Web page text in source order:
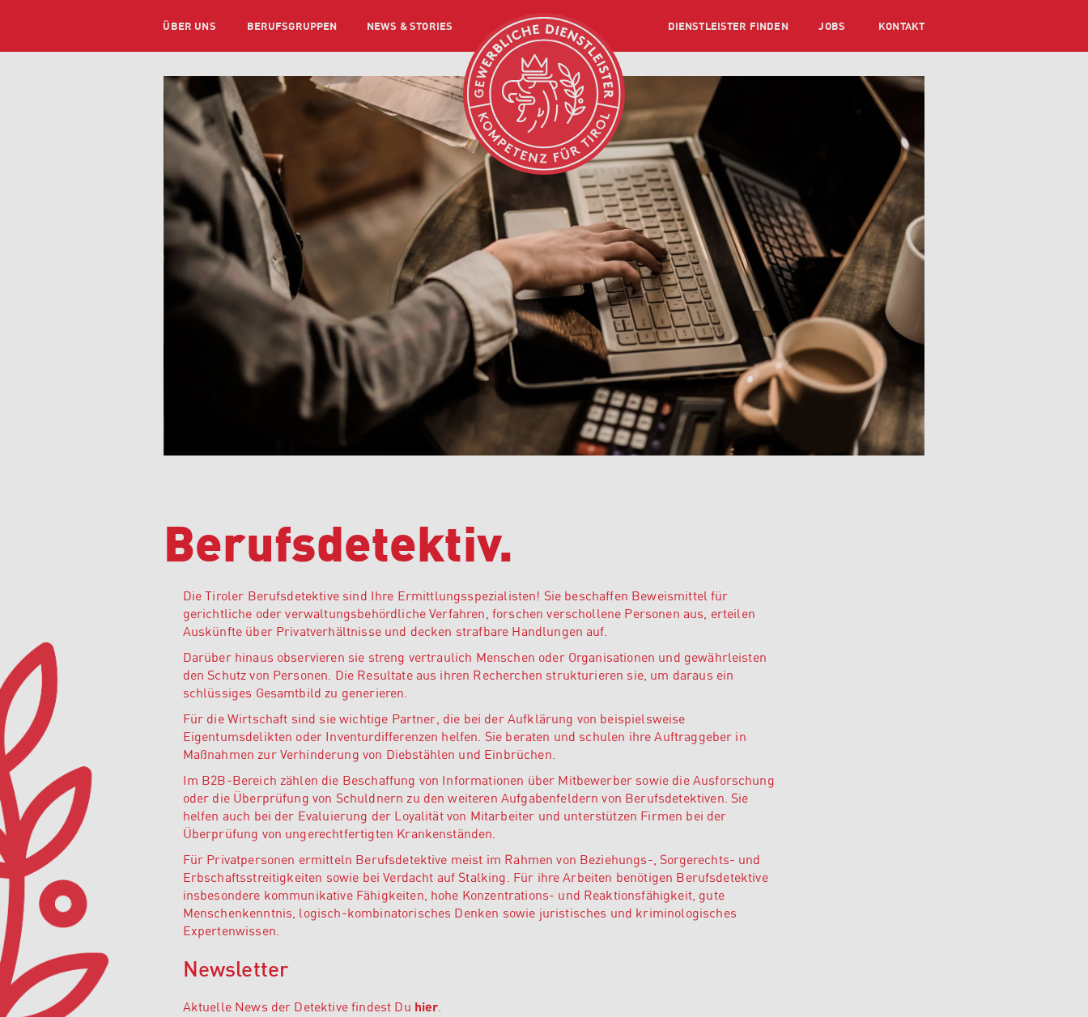
ÜBER UNS BERUFSGRUPPEN NEWS & STORIES DIENSTLEISTER FINDEN JOBS KONTAKT
Berufsdetektiv.
Die Tiroler Berufsdetektive sind Ihre Ermittlungsspezialisten! Sie beschaffen Beweismittel für
gerichtliche oder verwaltungsbehördliche Verfahren, forschen verschollene Personen aus, erteilen
Auskünfte über Privatverhältnisse und decken strafbare Handlungen auf.
Darüber hinaus observieren sie streng vertraulich Menschen oder Organisationen und gewährleisten
den Schutz von Personen. Die Resultate aus ihren Recherchen strukturieren sie, um daraus ein
schlüssiges Gesamtbild zu generieren.
Für die Wirtschaft sind sie wichtige Partner, die bei der Aufklärung von beispielsweise
Eigentumsdelikten oder Inventurdifferenzen helfen. Sie beraten und schulen ihre Auftraggeber in
Maßnahmen zur Verhinderung von Diebstählen und Einbrüchen.
Im B2B-Bereich zählen die Beschaffung von Informationen über Mitbewerber sowie die Ausforschung
oder die Überprüfung von Schuldnern zu den weiteren Aufgabenfeldern von Berufsdetektiven. Sie
helfen auch bei der Evaluierung der Loyalität von Mitarbeiter und unterstützen Firmen bei der
Überprüfung von ungerechtfertigten Krankenständen.
Für Privatpersonen ermitteln Berufsdetektive meist im Rahmen von Beziehungs-, Sorgerechts- und
Erbschaftsstreitigkeiten sowie bei Verdacht auf Stalking. Für ihre Arbeiten benötigen Berufsdetektive
insbesondere kommunikative Fähigkeiten, hohe Konzentrations- und Reaktionsfähigkeit, gute
Menschenkenntnis, logisch-kombinatorisches Denken sowie juristisches und kriminologisches
Expertenwissen.
Newsletter
Aktuelle News der Detektive findest Du hier